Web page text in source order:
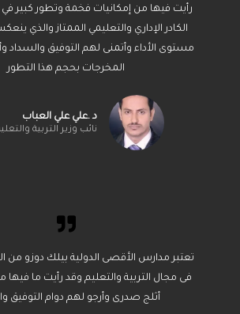
رأيت فيها من إمكانيات فخمة وتطور كبير في
الكادر الإداري والتعليمي الممتاز والذي
مستوى الأداء وأتمنى لهم التوفيق والسداد
المخرجات بحجم هذا التطور
د .علي علي العباب
نائب وزير التربية
تعتبر مدارس الأقصى الدولية بيلك دوزو من
فى مجال التربية والتعليم وقد رأيت ما فيها
أثلج صدرى وأرجو لهم دوام التوفيق